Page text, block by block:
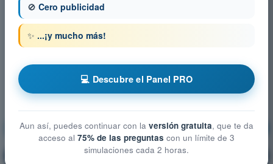
Derecho Aéreo ¡Entrenamiento!
Explicación de la pregunta
🚫 Cero publicidad
✨ ...¡y mucho más!
💻 Descubre el Panel PRO
Aun así, puedes continuar con la versión gratuita, que te da
acceso al 75% de las preguntas con un límite de 3
simulaciones cada 2 horas.